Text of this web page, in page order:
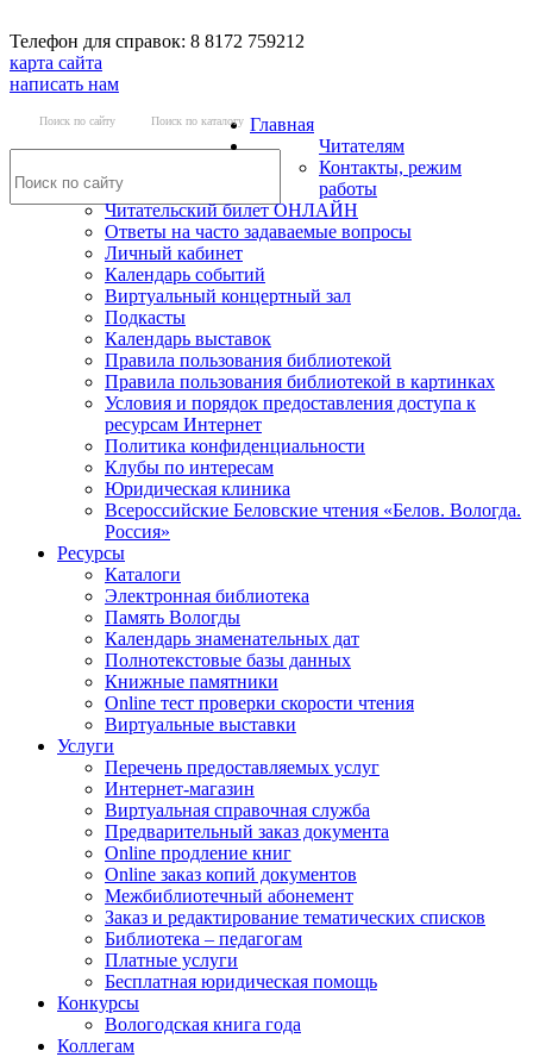
Телефон для справок: 8 8172 759212
карта сайта
написать нам
Поиск по сайту Поиск по каталогу Главная
Читателям
Контакты, режим
работы
Читательский билет ОНЛАЙН
Ответы на часто задаваемые вопросы
Личный кабинет
Календарь событий
Виртуальный концертный зал
Подкасты
Календарь выставок
Правила пользования библиотекой
Правила пользования библиотекой в картинках
Условия и порядок предоставления доступа к
ресурсам Интернет
Политика конфиденциальности
Клубы по интересам
Юридическая клиника
Всероссийские Беловские чтения «Белов. Вологда.
Россия»
Ресурсы
Каталоги
Электронная библиотека
Память Вологды
Календарь знаменательных дат
Полнотекстовые базы данных
Книжные памятники
Online тест проверки скорости чтения
Виртуальные выставки
Услуги
Перечень предоставляемых услуг
Интернет-магазин
Виртуальная справочная служба
Предварительный заказ документа
Online продление книг
Online заказ копий документов
Межбиблиотечный абонемент
Заказ и редактирование тематических списков
Библиотека – педагогам
Платные услуги
Бесплатная юридическая помощь
Конкурсы
Вологодская книга года
Коллегам